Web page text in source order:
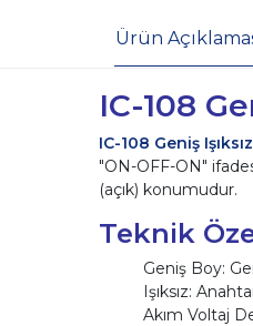
Ürün
IC-108
IC-108 Geniş
"ON-OFF-ON"
(açık) konumudur.
Teknik
Geniş Boy:
Işıksız:
Akım Voltaj